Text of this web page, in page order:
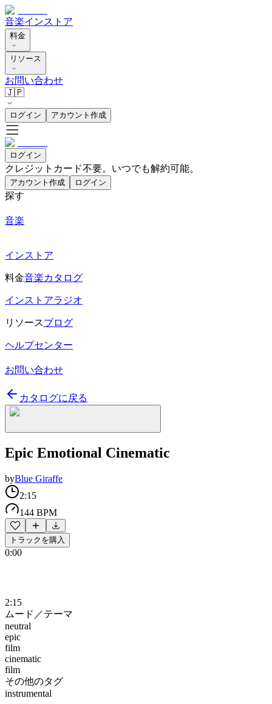
音楽インストア
料金
リソース
お問い合わせ
🇯🇵
ログイン アカウント作成
ログイン
クレジットカード不要。いつでも解約可能。
アカウント作成 ログイン
探す
音楽
インストア
料金音楽カタログ
インストアラジオ
リソースブログ
ヘルプセンター
お問い合わせ
カタログに戻る
Epic Emotional Cinematic
byBlue Giraffe
2:15
144 BPM
トラックを購入
0:00
2:15
ムード／テーマ
neutral
epic
film
cinematic
film
その他のタグ
instrumental